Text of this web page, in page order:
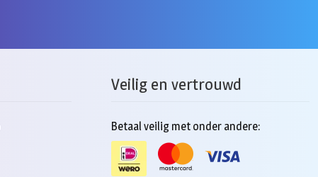
Veilig en vertrouwd
Betaal veilig met onder andere: